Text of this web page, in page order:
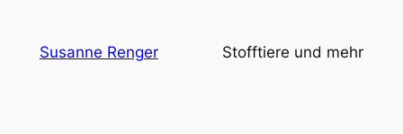
Inhalt
springen
Susanne Renger Stofftiere und mehr